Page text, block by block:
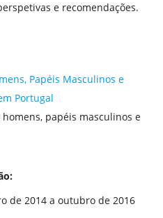
e recomendações.
Papéis Masculinos e
Portugal
papéis masculinos e
de 2014 a outubro de 2016